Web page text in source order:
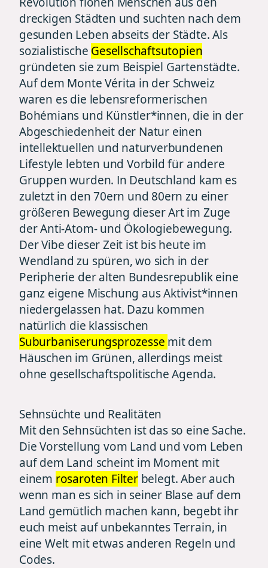
dreckigen Städten und suchten nach dem
gesunden Leben abseits der Städte. Als
sozialistische Gesellschaftsutopien
gründeten sie zum Beispiel Gartenstädte.
Auf dem Monte Vérita in der Schweiz
waren es die lebensreformerischen
Bohémians und Künstler*innen, die in der
Abgeschiedenheit der Natur einen
intellektuellen und naturverbundenen
Lifestyle lebten und Vorbild für andere
Gruppen wurden. In Deutschland kam es
zuletzt in den 70ern und 80ern zu einer
größeren Bewegung dieser Art im Zuge
der Anti-Atom- und Ökologiebewegung.
Der Vibe dieser Zeit ist bis heute im
Wendland zu spüren, wo sich in der
Peripherie der alten Bundesrepublik eine
ganz eigene Mischung aus Aktivist*innen
niedergelassen hat. Dazu kommen
natürlich die klassischen
Suburbaniserungsprozesse mit dem
Häuschen im Grünen, allerdings meist
ohne gesellschaftspolitische Agenda.
Sehnsüchte und Realitäten
Mit den Sehnsüchten ist das so eine Sache.
Die Vorstellung vom Land und vom Leben
auf dem Land scheint im Moment mit
einem rosaroten Filterbelegt. Aber auch
wenn man es sich in seiner Blase auf dem
Land gemütlich machen kann, begebt ihr
euch meist auf unbekanntes Terrain, in
eine Welt mit etwas anderen Regeln und
Codes.